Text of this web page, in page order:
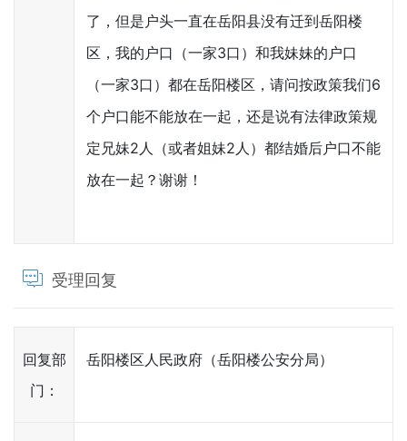
了，但是户头一直在岳阳县没有迁到岳阳楼
区，我的户口（一家3口）和我妹妹的户口
（一家3口）都在岳阳楼区，请问按政策我们6
个户口能不能放在一起，还是说有法律政策规
定兄妹2人（或者姐妹2人）都结婚后户口不能
放在一起？谢谢！
受理回复
回复部
门：
岳阳楼区人民政府（岳阳楼公安分局）